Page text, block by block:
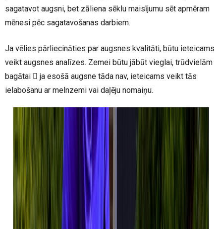
sagatavot augsni, bet zāliena sēklu maisījumu sēt apmēram
mēnesi pēc sagatavošanas darbiem.
Ja vēlies pārliecināties par augsnes kvalitāti, būtu ieteicams
veikt augsnes analīzes. Zemei būtu jābūt vieglai, trūdvielām
bagātai  ja esošā augsne tāda nav, ieteicams veikt tās
ielabošanu ar melnzemi vai daļēju nomaiņu.